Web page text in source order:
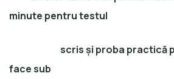
minute pentru testul
scris și proba practică pe
face sub